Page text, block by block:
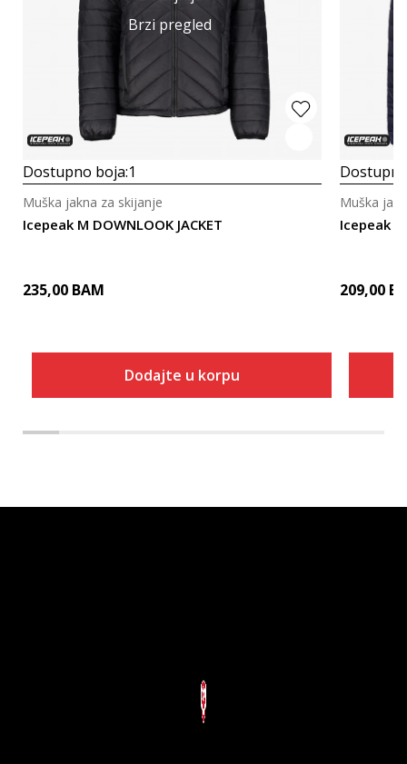
Brzi pregled
Dostupno boja:1
Icepeak M DOWNLOOK JACKET
Muška jakna za skijanje
235,00 BAM
Dodajte u korpu
Icepeak
Muška
209,00